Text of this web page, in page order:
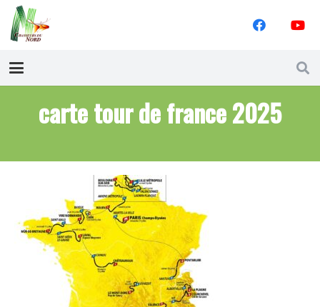
carte tour de france 2025